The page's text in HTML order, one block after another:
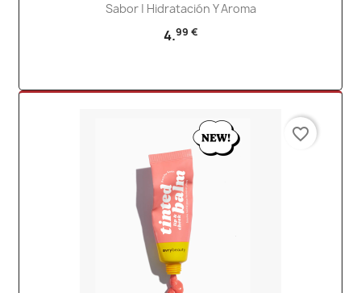
Sabor | Hidratación Y Aroma
4.99 €
favorite_border